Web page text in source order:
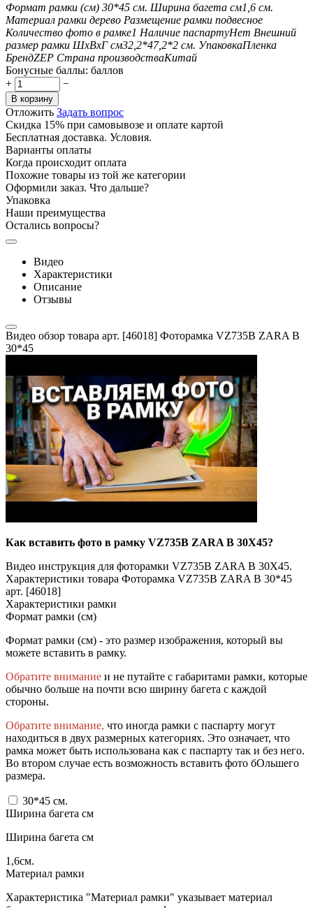
Формат рамки (см) 30*45 см. Ширина багета см1,6 см.
Материал рамки дерево Размещение рамки подвесное
Количество фото в рамке1 Наличие паспартуНет Внешний
размер рамки ШxВxГ см32,2*47,2*2 см. УпаковкаПленка
БрендZEP Страна производстваКитай
Бонусные баллы: баллов
+
−
В корзину
Отложить Задать вопрос
Скидка 15% при самовывозе и оплате картой
Бесплатная доставка. Условия.
Варианты оплаты
Когда происходит оплата
Похожие товары из той же категории
Оформили заказ. Что дальше?
Упаковка
Наши преимущества
Остались вопросы?
Видео
Характеристики
Описание
Отзывы
Видео обзор товара арт. [46018] Фоторамка VZ735B ZARA B
30*45
Как вставить фото в рамку VZ735B ZARA B 30X45?
Видео инструкция для фоторамки VZ735B ZARA B 30X45.
Характеристики товара Фоторамка VZ735B ZARA B 30*45
арт. [46018]
Характеристики рамки
Формат рамки (см)
Формат рамки (см) - это размер изображения, который вы
можете вставить в рамку.
Обратите внимание и не путайте с габаритами рамки, которые
обычно больше на почти всю ширину багета с каждой
стороны.
Обратите внимание, что иногда рамки с паспарту могут
находиться в двух размерных категориях. Это означает, что
рамка может быть использована как с паспарту так и без него.
Во втором случае есть возможность вставить фото бОльшего
размера.
30*45 см.
Ширина багета см
Ширина багета см
1,6см.
Материал рамки
Характеристика "Материал рамки" указывает материал